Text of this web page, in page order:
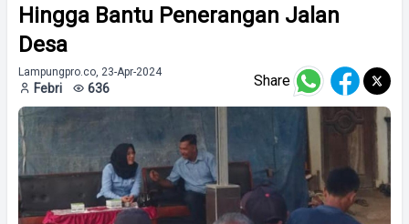
Hingga Bantu Penerangan Jalan
Desa
Lampungpro.co, 23-Apr-2024
Febri 636 Share